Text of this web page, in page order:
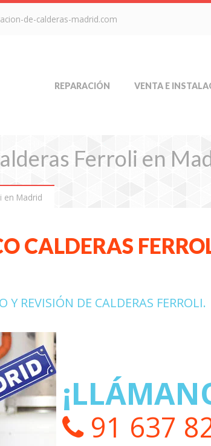
de-calderas-madrid.com
REPARACIÓN VENTA E
Ferroli en
en Madrid
CALDERAS
REVISIÓN DE CALDERAS FERROLI.
91 637